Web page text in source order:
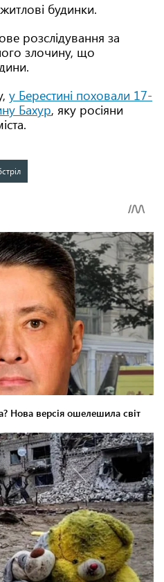
будинки.
розслідування за
злочину, що
у Берестині поховали 17-
Бахур, яку росіяни